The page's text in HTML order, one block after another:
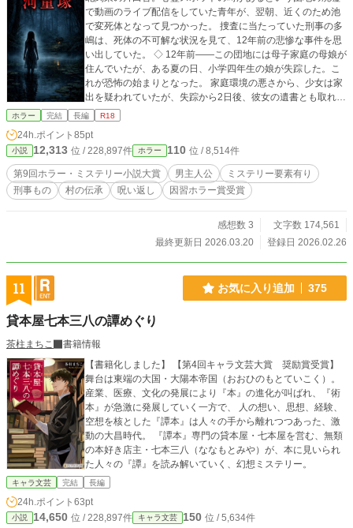
で動画のライブ配信をしていた青年が、翌朝、近くのため池
で変死体となって見つかった。 捜査に当たっていた刑事の多
嶋は、死体の不可解な状況を見て、12年前の悲惨な事件を思
い出していた。 ◇ 12年前――この団地には母子家庭の母娘が
住んでいたが、ある夏の日、小学四年生の娘が失踪した。こ
れが恐怖の始まりとなった。 家庭環境の悪さから、少女は家
出を疑われていたが、失踪から2日後、彼女の遺書とも取れ
る、願い事を書いた作文が発見される。それと同時に同じク
ように次々と、同クラスの関係者が変死を遂げ、多嶋は幾度
も怪奇現象を体験する。 明らかになった少女へのイジメ。母
娘のすれ違い。母親の不倫。さらに非協力的な学校の対応。
これは本当に事故なのか、あるいは仕組まれた事件なのか、
はたまた行方不明となった少女の呪いなのか…… 「失踪届を
地主の老女。 「誰かが河童さまを怒らせた」と言う不気味な
老人。 「あそこの話は禁忌なんだ」と、頑なに秘密を守ろう
する。だが、事件の影には、村の暗い歴史が隠されていた。
◇ そして事件解決から12年経った今。 多嶋は事件の本当の結
表現等の修正をする事があります。 ＊エブリスタ掲載作品を
推敲加筆しました
ホラー 完結 長編 R18
24h.ポイント 85pt
小説 12,313 位 / 228,897件 ホラー 110 位 / 8,514件
第9回ホラー・ミステリー小説大賞 男主人公
ミステリー要素有り
刑事もの
村の伝承 呪い返し 因習ホラー賞受賞
感想数 3
文字数 174,561
最終更新日 2026.03.20
登録日 2026.02.26
11 お気に入り追加 375
貸本屋七本三八の譚めぐり
茶柱まちこ
書籍情報
【書籍化しました】 【第4回キャラ文芸大賞 奨励賞受賞】
舞台は東端の大国・大陽本帝国（おおひのもとていこく）。
産業、医療、文化の発展により『本』の進化が叫ばれ、『術
本』が急激に発展していく一方で、 人の想い、思想、経験、
空想を核とした『譚本』は人々の手から離れつつあった、激
動の大昌時代。 『譚本』専門の貸本屋・七本屋を営む、無類
の本好き店主・七本三八（ななもとみや）が、本に見いられ
た人々の『譚』を読み解いていく、幻想ミステリー。
キャラ文芸 完結 長編
24h.ポイント 63pt
小説 14,650 位 / 228,897件 キャラ文芸 150 位 / 5,634件